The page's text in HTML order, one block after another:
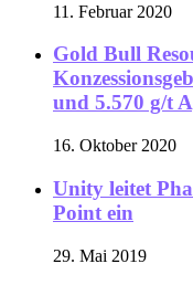
11. Februar 2020
Gold Bull
und 5.570 g/t
16. Oktober 2020
Unity leitet
Point ein
29. Mai 2019